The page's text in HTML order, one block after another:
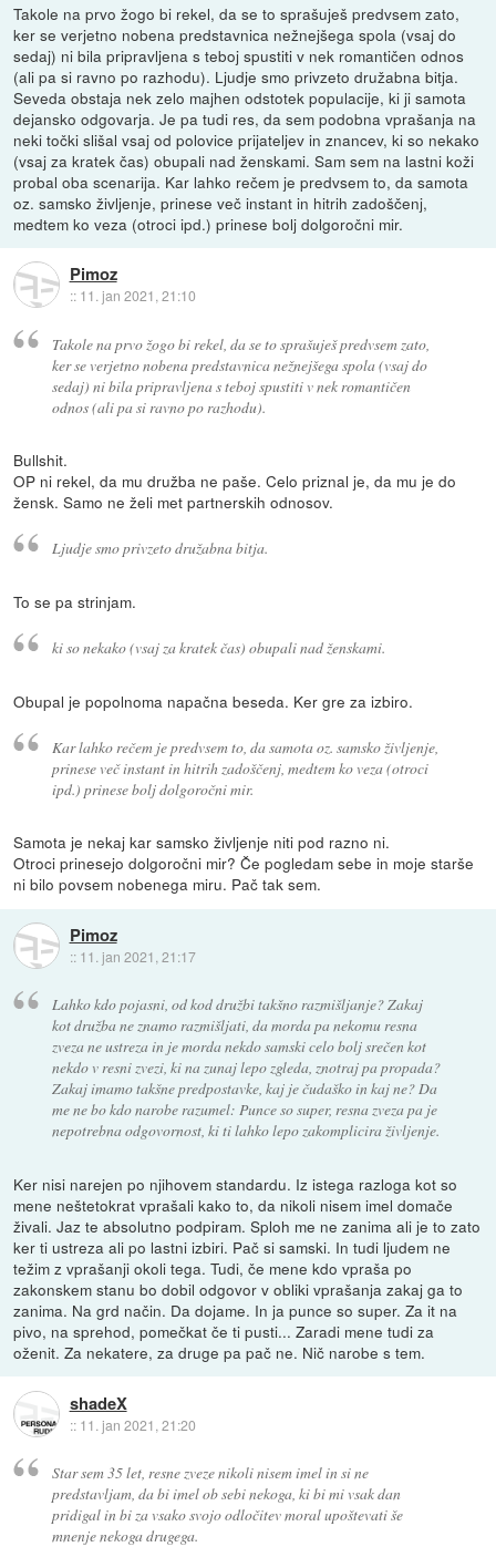
Takole na prvo žogo bi rekel, da se to sprašuješ predvsem zato,
ker se verjetno nobena predstavnica nežnejšega spola (vsaj do
sedaj) ni bila pripravljena s teboj spustiti v nek romantičen odnos
(ali pa si ravno po razhodu). Ljudje smo privzeto družabna bitja.
Seveda obstaja nek zelo majhen odstotek populacije, ki ji samota
dejansko odgovarja. Je pa tudi res, da sem podobna vprašanja na
neki točki slišal vsaj od polovice prijateljev in znancev, ki so nekako
(vsaj za kratek čas) obupali nad ženskami. Sam sem na lastni koži
probal oba scenarija. Kar lahko rečem je predvsem to, da samota
oz. samsko življenje, prinese več instant in hitrih zadoščenj,
medtem ko veza (otroci ipd.) prinese bolj dolgoročni mir.
Pimoz
:: 11. jan 2021, 21:10
Takole na prvo žogo bi rekel, da se to sprašuješ predvsem zato,
ker se verjetno nobena predstavnica nežnejšega spola (vsaj do
sedaj) ni bila pripravljena s teboj spustiti v nek romantičen
odnos (ali pa si ravno po razhodu).
Bullshit.
OP ni rekel, da mu družba ne paše. Celo priznal je, da mu je do
žensk. Samo ne želi met partnerskih odnosov.
Ljudje smo privzeto družabna bitja.
To se pa strinjam.
ki so nekako (vsaj za kratek čas) obupali nad ženskami.
Obupal je popolnoma napačna beseda. Ker gre za izbiro.
Kar lahko rečem je predvsem to, da samota oz. samsko življenje,
prinese več instant in hitrih zadoščenj, medtem ko veza (otroci
ipd.) prinese bolj dolgoročni mir.
Samota je nekaj kar samsko življenje niti pod razno ni.
Otroci prinesejo dolgoročni mir? Če pogledam sebe in moje starše
ni bilo povsem nobenega miru. Pač tak sem.
Pimoz
:: 11. jan 2021, 21:17
Lahko kdo pojasni, od kod družbi takšno razmišljanje? Zakaj
kot družba ne znamo razmišljati, da morda pa nekomu resna
zveza ne ustreza in je morda nekdo samski celo bolj srečen kot
nekdo v resni zvezi, ki na zunaj lepo zgleda, znotraj pa propada?
Zakaj imamo takšne predpostavke, kaj je čudaško in kaj ne? Da
me ne bo kdo narobe razumel: Punce so super, resna zveza pa je
nepotrebna odgovornost, ki ti lahko lepo zakomplicira življenje.
Ker nisi narejen po njihovem standardu. Iz istega razloga kot so
mene neštetokrat vprašali kako to, da nikoli nisem imel domače
živali. Jaz te absolutno podpiram. Sploh me ne zanima ali je to zato
ker ti ustreza ali po lastni izbiri. Pač si samski. In tudi ljudem ne
težim z vprašanji okoli tega. Tudi, če mene kdo vpraša po
zakonskem stanu bo dobil odgovor v obliki vprašanja zakaj ga to
zanima. Na grd način. Da dojame. In ja punce so super. Za it na
pivo, na sprehod, pomečkat če ti pusti... Zaradi mene tudi za
oženit. Za nekatere, za druge pa pač ne. Nič narobe s tem.
shadeX
:: 11. jan 2021, 21:20
Star sem 35 let, resne zveze nikoli nisem imel in si ne
predstavljam, da bi imel ob sebi nekoga, ki bi mi vsak dan
pridigal in bi za vsako svojo odločitev moral upoštevati še
mnenje nekoga drugega.